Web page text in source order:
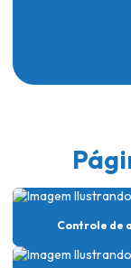
Controle de acesso
Controle de acesso
Controle de acesso
Controle de acesso
Controle de acesso
Controle de acesso
Controle de